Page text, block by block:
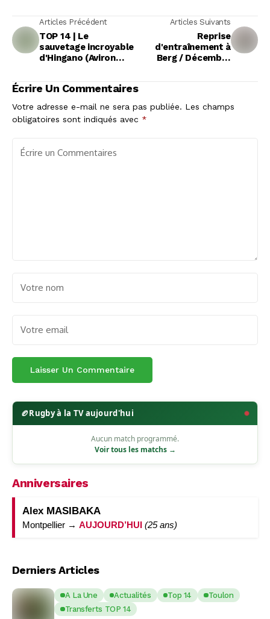
Articles Précédent
TOP 14 | Le
sauvetage incroyable
d'Hingano (Aviron
Toulouse
Articles Suivants
Reprise
d'entraînement à
Berg / Décembre
Écrire Un Commentaires
Votre adresse e-mail ne sera pas publiée. Les champs
obligatoires sont indiqués avec *
🏉Rugby à la TV aujourd'hui
Aucun match programmé.
Voir tous les matchs →
Anniversaires
Alex MASIBAKA
Montpellier → AUJOURD’HUI (25 ans)
Derniers Articles
A La Une Actualités Top 14
Toulon
Transferts TOP 14